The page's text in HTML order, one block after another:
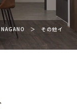
NAGANO ＞その他イ